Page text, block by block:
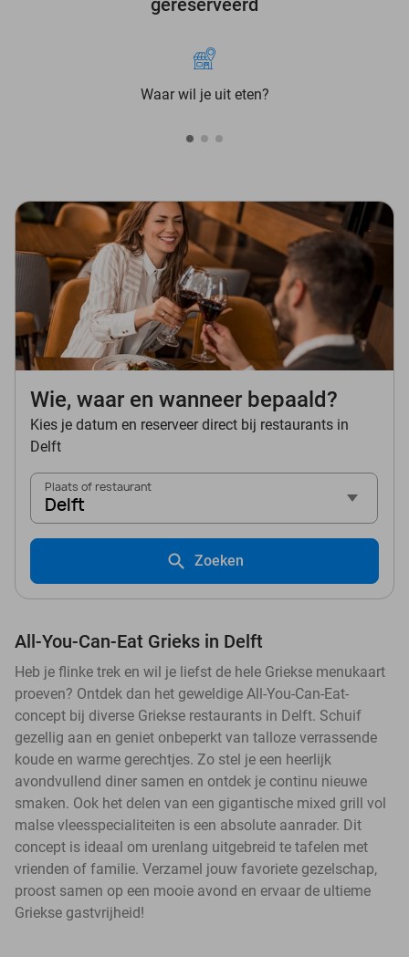
gereserveerd
Waar wil je uit eten?
Wie, waar en wanneer bepaald?
Kies je datum en reserveer direct bij restaurants in
Delft
Plaats of restaurant
Delft
Zoeken
All-You-Can-Eat Grieks in Delft
Heb je flinke trek en wil je liefst de hele Griekse menukaart
proeven? Ontdek dan het geweldige All-You-Can-Eat-
concept bij diverse Griekse restaurants in Delft. Schuif
gezellig aan en geniet onbeperkt van talloze verrassende
koude en warme gerechtjes. Zo stel je een heerlijk
avondvullend diner samen en ontdek je continu nieuwe
smaken. Ook het delen van een gigantische mixed grill vol
malse vleesspecialiteiten is een absolute aanrader. Dit
concept is ideaal om urenlang uitgebreid te tafelen met
vrienden of familie. Verzamel jouw favoriete gezelschap,
proost samen op een mooie avond en ervaar de ultieme
Griekse gastvrijheid!